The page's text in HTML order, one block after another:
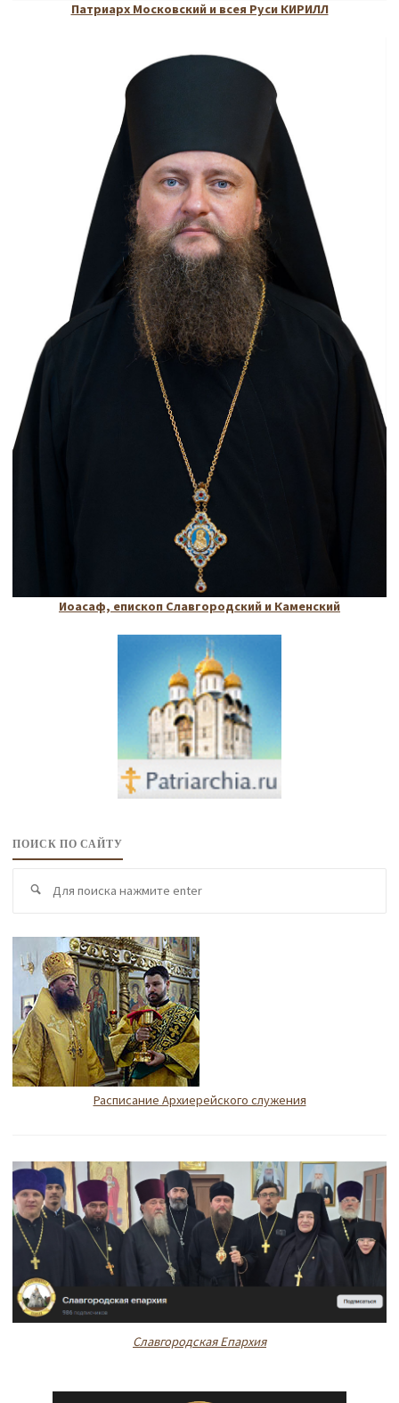
Патриарх Московский и всея Руси КИРИЛЛ
Иоасаф, епископ Славгородский и Каменский
ПОИСК ПО САЙТУ
Поиск
Расписание Архиерейского служения
Славгородская Епархия